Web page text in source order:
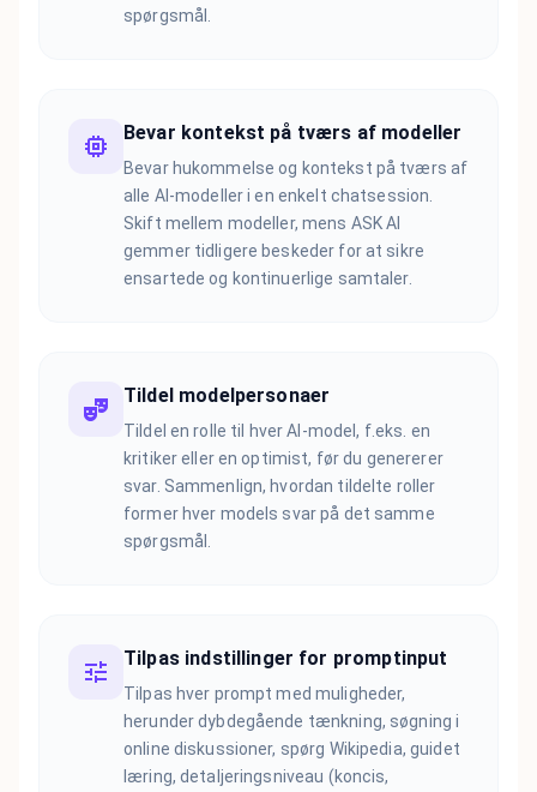
spørgsmål.
Bevar kontekst på tværs af modeller
Bevar hukommelse og kontekst på tværs af
alle AI-modeller i en enkelt chatsession.
Skift mellem modeller, mens ASK AI
gemmer tidligere beskeder for at sikre
ensartede og kontinuerlige samtaler.
Tildel modelpersonaer
Tildel en rolle til hver AI-model, f.eks. en
kritiker eller en optimist, før du genererer
svar. Sammenlign, hvordan tildelte roller
former hver models svar på det samme
spørgsmål.
Tilpas indstillinger for promptinput
Tilpas hver prompt med muligheder,
herunder dybdegående tænkning, søgning i
online diskussioner, spørg Wikipedia, guidet
læring, detaljeringsniveau (koncis,